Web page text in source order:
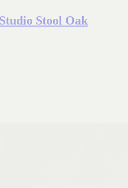
Stool Oak